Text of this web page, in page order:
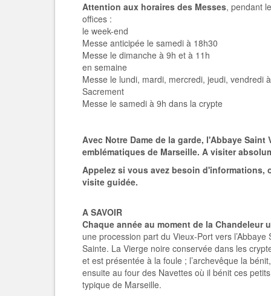
Attention aux horaires des Messes, pendant
offices :
le week-end
Messe anticipée le samedi à 18h30
Messe le dimanche à 9h et à 11h
en semaine
Messe le lundi, mardi, mercredi, jeudi, vendredi
Sacrement
Messe le samedi à 9h dans la crypte
Avec Notre Dame de la garde, l'Abbaye
emblématiques de Marseille. A visiter
Appelez si vous avez besoin d'informations,
visite guidée.
A SAVOIR
Chaque année au moment de la Chandeleur
une procession part du Vieux-Port vers
Sainte. La Vierge noire conservée dans les
et est présentée à la foule ; l’archevêque la
ensuite au four des Navettes où il bénit ces
typique de Marseille.